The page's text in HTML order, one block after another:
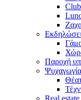
Παροχή
Ψυχαγωγία
Real estate